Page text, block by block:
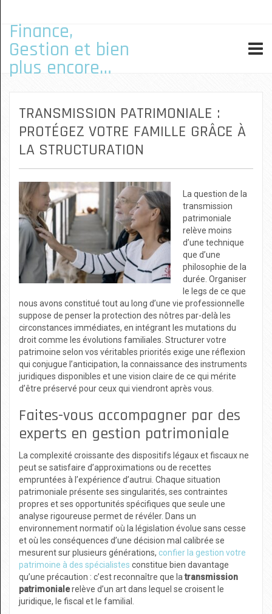
Finance,
Gestion et bien
plus encore…
TRANSMISSION PATRIMONIALE :
PROTÉGEZ VOTRE FAMILLE GRÂCE À
LA STRUCTURATION
La question de la
transmission
patrimoniale
relève moins
d’une technique
que d’une
philosophie de la
durée. Organiser
le legs de ce que
nous avons constitué tout au long d’une vie professionnelle
suppose de penser la protection des nôtres par-delà les
circonstances immédiates, en intégrant les mutations du
droit comme les évolutions familiales. Structurer votre
patrimoine selon vos véritables priorités exige une réflexion
qui conjugue l’anticipation, la connaissance des instruments
juridiques disponibles et une vision claire de ce qui mérite
d’être préservé pour ceux qui viendront après vous.
Faites-vous accompagner par des
experts en gestion patrimoniale
La complexité croissante des dispositifs légaux et fiscaux ne
peut se satisfaire d’approximations ou de recettes
empruntées à l’expérience d’autrui. Chaque situation
patrimoniale présente ses singularités, ses contraintes
propres et ses opportunités spécifiques que seule une
analyse rigoureuse permet de révéler. Dans un
environnement normatif où la législation évolue sans cesse
et où les conséquences d’une décision mal calibrée se
mesurent sur plusieurs générations, confier la gestion votre
patrimoine à des spécialistes constitue bien davantage
qu’une précaution : c’est reconnaître que latransmission
patrimonialerelève d’un art dans lequel se croisent le
juridique, le fiscal et le familial.